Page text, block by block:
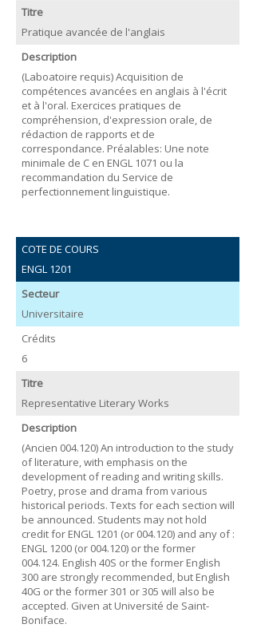
Titre
Pratique avancée de l'anglais
Description
(Laboatoire requis) Acquisition de
compétences avancées en anglais à l'écrit
et à l'oral. Exercices pratiques de
compréhension, d'expression orale, de
rédaction de rapports et de
correspondance. Préalables: Une note
minimale de C en ENGL 1071 ou la
recommandation du Service de
perfectionnement linguistique.
COTE DE COURS
ENGL 1201
Secteur
Universitaire
Crédits
6
Titre
Representative Literary Works
Description
(Ancien 004.120) An introduction to the study
of literature, with emphasis on the
development of reading and writing skills.
Poetry, prose and drama from various
historical periods. Texts for each section will
be announced. Students may not hold
credit for ENGL 1201 (or 004.120) and any of :
ENGL 1200 (or 004.120) or the former
004.124. English 40S or the former English
300 are strongly recommended, but English
40G or the former 301 or 305 will also be
accepted. Given at Université de Saint-
Boniface.